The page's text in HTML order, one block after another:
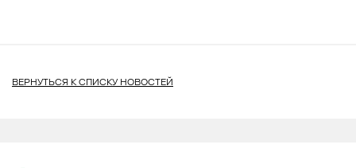
ВЕРНУТЬСЯ К СПИСКУ НОВОСТЕЙ